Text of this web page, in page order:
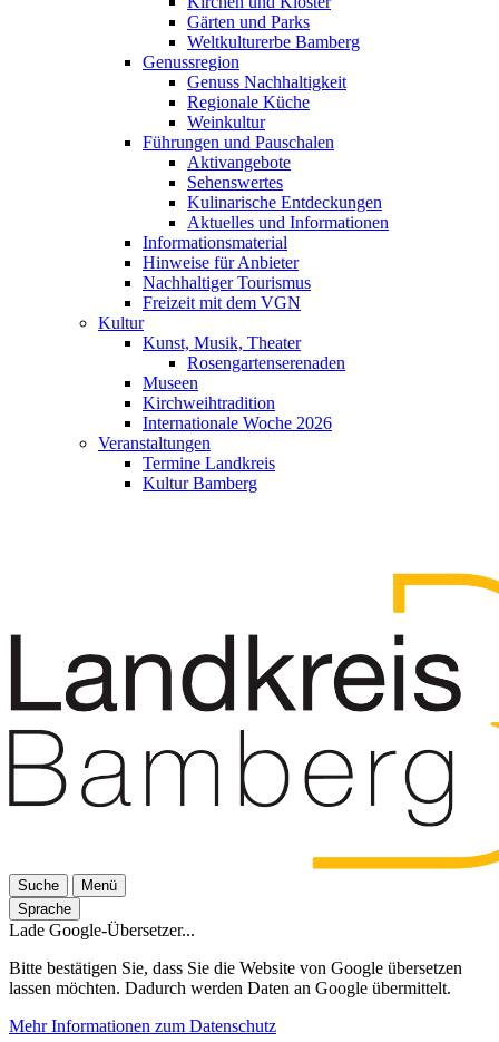
Gärten und Parks
Weltkulturerbe Bamberg
Genussregion
Genuss Nachhaltigkeit
Regionale Küche
Weinkultur
Führungen und Pauschalen
Aktivangebote
Sehenswertes
Kulinarische Entdeckungen
Aktuelles und Informationen
Informationsmaterial
Hinweise für Anbieter
Nachhaltiger Tourismus
Freizeit mit dem VGN
Kultur
Kunst, Musik, Theater
Rosengartenserenaden
Museen
Kirchweihtradition
Internationale Woche 2026
Veranstaltungen
Termine Landkreis
Kultur Bamberg
Suche
Menü
Sprache
Lade Google-Übersetzer...
Bitte bestätigen Sie, dass Sie die Website von Google übersetzen
lassen möchten. Dadurch werden Daten an Google übermittelt.
Mehr Informationen zum Datenschutz